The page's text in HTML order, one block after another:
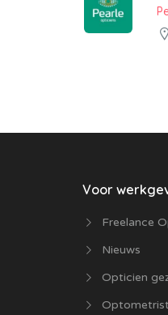
Voor
Freelance
Nieuws
Opticien